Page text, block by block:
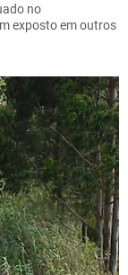
no
exposto em outros